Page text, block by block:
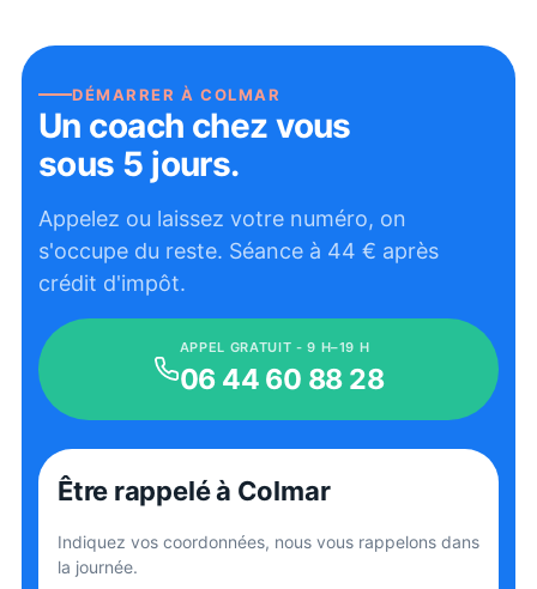
DÉMARRER ÀCOLMAR
Un coach chez vous
sous 5 jours.
Appelez ou laissez votre numéro, on
s'occupe du reste. Séance à 44 € après
crédit d'impôt.
APPEL GRATUIT - 9 H–19 H
06 44 60 88 28
Être rappeléà Colmar
Indiquez vos coordonnées, nous vous rappelons dans
la journée.